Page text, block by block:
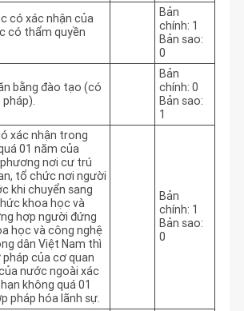
có xác nhận của
có thẩm quyền
Bản
chính: 1
Bản sao:
0
bằng đào tạo (có
Bản
chính: 0
Bản sao:
1
xác nhận trong
01 năm của
nơi cư trú
tổ chức nơi người
khi chuyển sang
khoa học và
hợp người đứng
học và công nghệ
dân Việt Nam thì
của cơ quan
nước ngoài xác
không quá 01
pháp hóa lãnh sự.
Bản
chính: 1
Bản sao:
0